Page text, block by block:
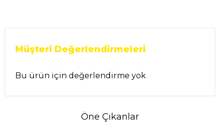
Müşteri Değerlendirmeleri
Bu ürün için değerlendirme yok
Öne Çıkanlar